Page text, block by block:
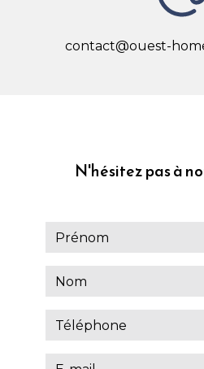
contact@ouest-
N'hésitez pas à